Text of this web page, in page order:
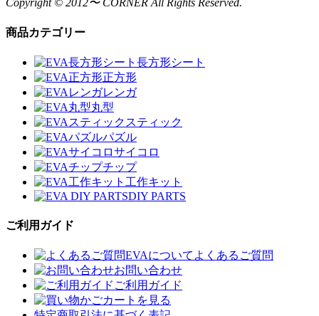
商品カテゴリー
長方形シート
正方形
レンガ
丸型
スティック
パズル
サイコロ
チップ
工作キット
DIY PARTS
ご利用ガイド
EVAについてよくあるご質問
お問い合わせ
ご利用ガイド
カートを見る